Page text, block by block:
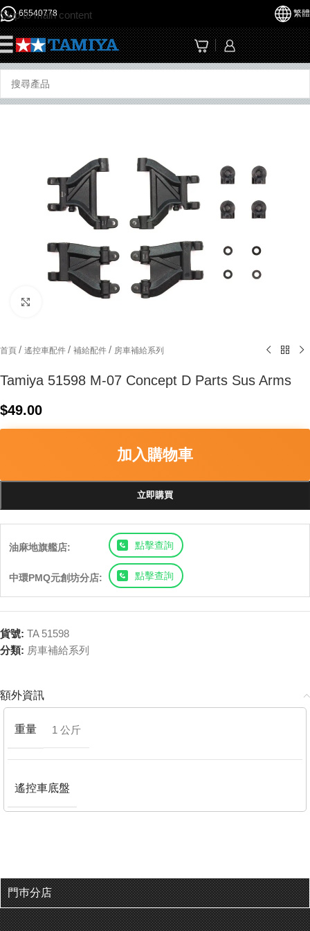
Skip to main content
65540778 繁體
Click to enlarge
首頁 / 遙控車配件 / 補給配件 / 房車補給系列
Tamiya 51598 M-07 Concept D Parts Sus Arms
$49.00
加入購物車
立即購買
油麻地旗艦店: 點擊查詢
中環PMQ元創坊分店: 點擊查詢
貨號: TA 51598
分類: 房車補給系列
額外資訊
重量 1 公斤
遙控車底盤
門巿分店